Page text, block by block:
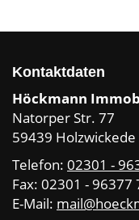
Kontaktdaten
Höckmann
Natorper Str. 77
59439 Holzwickede
Telefon: 02301 -
Fax: 02301 - 96377
E-Mail: